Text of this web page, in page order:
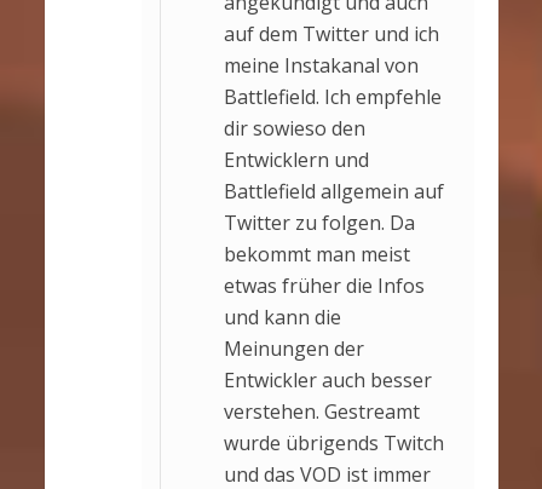
auf dem Twitter und ich
meine Instakanal von
Battlefield. Ich empfehle
dir sowieso den
Entwicklern und
Battlefield allgemein auf
Twitter zu folgen. Da
bekommt man meist
etwas früher die Infos
und kann die
Meinungen der
Entwickler auch besser
verstehen. Gestreamt
wurde übrigends Twitch
und das VOD ist immer